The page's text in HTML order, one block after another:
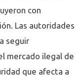
con
Las autoridades
seguir
mercado ilegal de
que afecta a